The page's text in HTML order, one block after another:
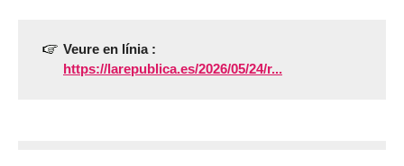
Veure en línia :
https://larepublica.es/2026/05/24/r...